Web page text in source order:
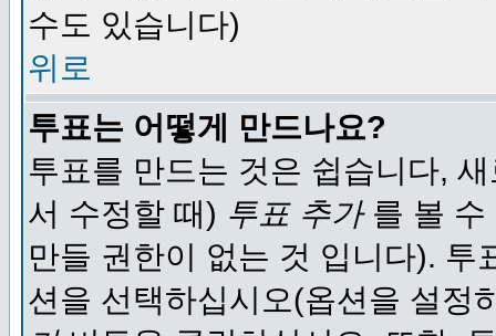
수도 있습니다)
위로
투표는 어떻게 만드나요?
투표를 만드는 것은 쉽습니다,
서 수정할 때) 투표 추가를 볼 수
만들 권한이 없는 것 입니다).
션을 선택하십시오(옵션을 설정